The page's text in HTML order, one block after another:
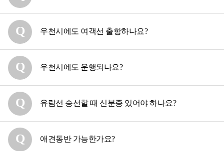
우천시에도 여객선 출항하나요?
우천시에도 운행되나요?
유람선 승선할 때 신분증 있어야 하나요?
애견동반 가능한가요?